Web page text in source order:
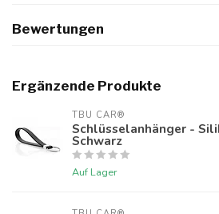
Bewertungen
Ergänzende Produkte
TBU CAR®
Schlüsselanhänger -
Schwarz
Auf Lager